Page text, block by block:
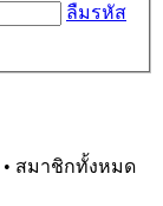
ลืมรหัส
• สมาชิกทั้งหมด